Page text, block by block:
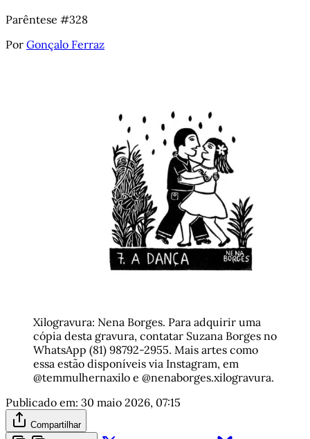
Parêntese #328
Por Gonçalo Ferraz
Xilogravura: Nena Borges. Para adquirir uma
cópia desta gravura, contatar Suzana Borges no
WhatsApp (81) 98792-2955. Mais artes como
essa estão disponíveis via Instagram, em
@temmulhernaxilo e @nenaborges.xilogravura.
Publicado em: 30 maio 2026, 07:15
Compartilhar